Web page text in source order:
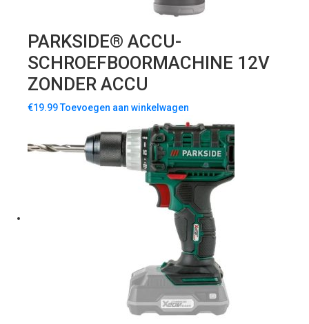
PARKSIDE® ACCU-
SCHROEFBOORMACHINE 12V
ZONDER ACCU
€19.99Toevoegen aan winkelwagen